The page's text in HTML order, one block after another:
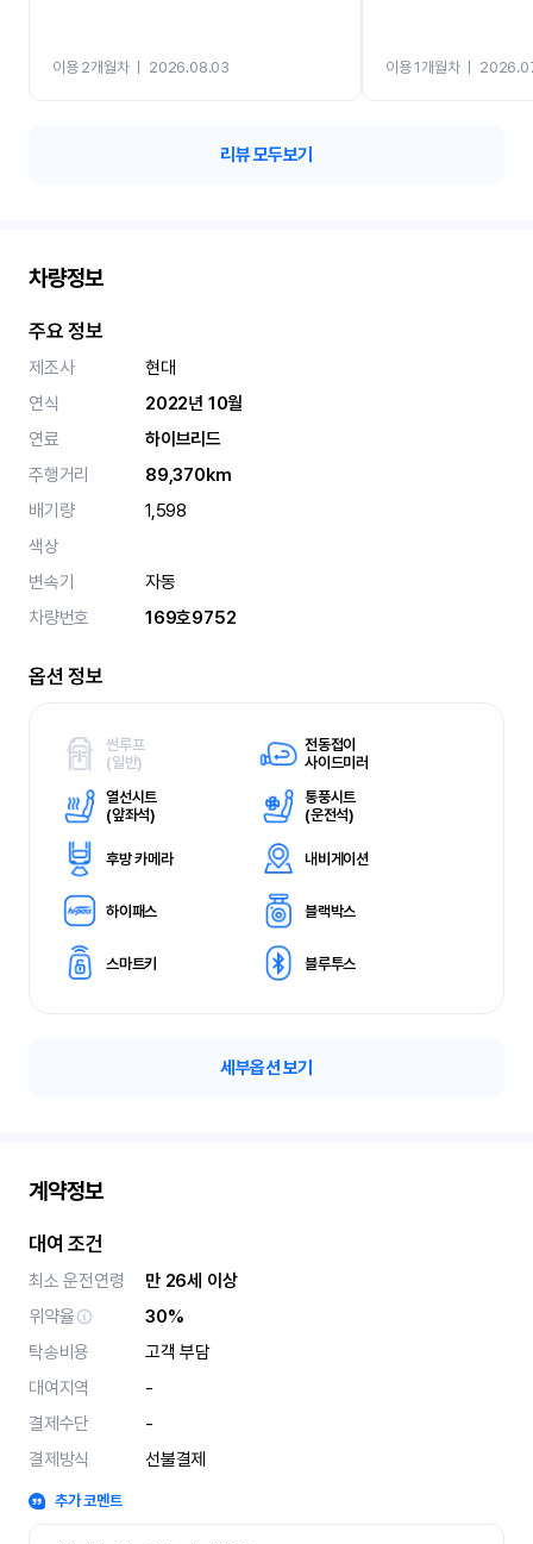
이용 2개월차ㅣ 2026.08.03 이용 1개월차ㅣ
리뷰 모두보기
차량정보
주요 정보
제조사
현대
연식
2022년 10월
연료
하이브리드
주행거리
89,370km
배기량
1,598
색상
변속기
자동
차량번호
169호9752
옵션 정보
썬루프
(일반)
전동접이
사이드미러
열선시트
(앞좌석)
통풍시트
(운전석)
후방 카메라 내비게이션
하이패스 블랙박스
스마트키 블루투스
세부옵션 보기
계약정보
대여 조건
최소 운전연령
만 26세 이상
위약율
30%
탁송비용
고객 부담
대여지역
-
결제수단
-
결제방식
선불결제
추가 코멘트